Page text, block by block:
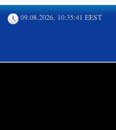
09.08.2026, 10:35:41 EEST